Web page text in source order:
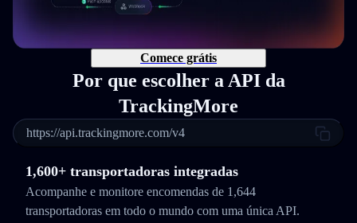
Comece grátis
Por que escolher a API da
TrackingMore
https://api.trackingmore.com/v4
1,600+ transportadoras integradas
Acompanhe e monitore encomendas de 1,644
transportadoras em todo o mundo com uma única API.